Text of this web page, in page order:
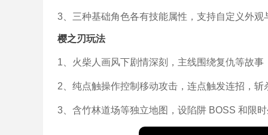
3、三种基础角色各有技能属性，支持自定义外
樱之刃玩法
1、火柴人画风下剧情深刻，主线围绕复仇等故
2、纯点触操作控制移动攻击，连点触发连招，
3、含竹林道场等独立地图，设陷阱 BOSS 和限